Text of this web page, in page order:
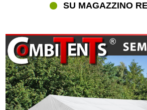
SU MAGAZZINO